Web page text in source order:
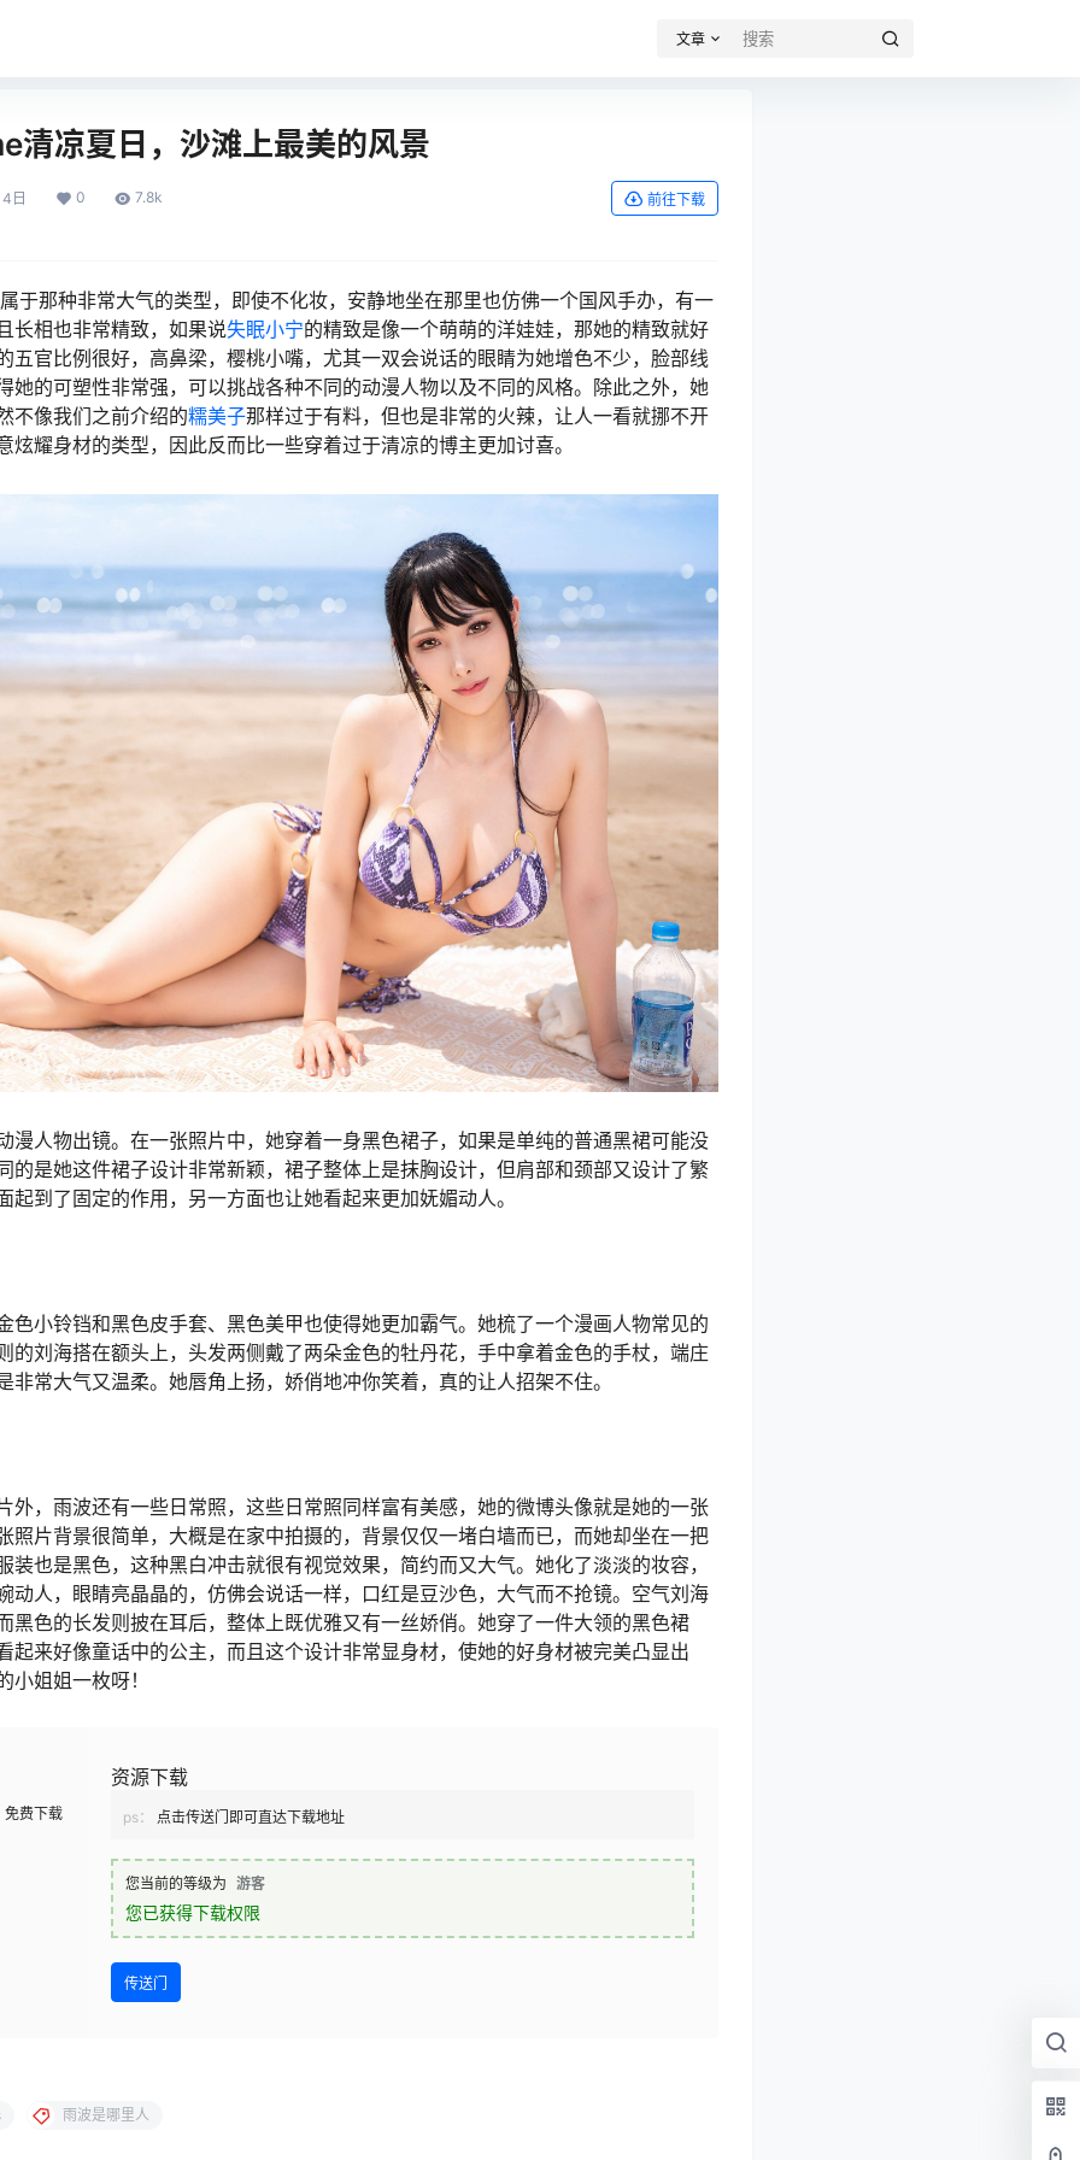
文章
清凉夏日，沙滩上最美的风景
日 0 7.8k 前往下载
于那种非常大气的类型，即使不化妆，安静地坐在那里也仿佛一个国风手办，有一
长相也非常精致，如果说失眠小宁的精致是像一个萌萌的洋娃娃，那她的精致就好
五官比例很好，高鼻梁，樱桃小嘴，尤其一双会说话的眼睛为她增色不少，脸部线
她的可塑性非常强，可以挑战各种不同的动漫人物以及不同的风格。除此之外，她
不像我们之前介绍的糯美子那样过于有料，但也是非常的火辣，让人一看就挪不开
炫耀身材的类型，因此反而比一些穿着过于清凉的博主更加讨喜。
漫人物出镜。在一张照片中，她穿着一身黑色裙子，如果是单纯的普通黑裙可能没
的是她这件裙子设计非常新颖，裙子整体上是抹胸设计，但肩部和颈部又设计了繁
起到了固定的作用，另一方面也让她看起来更加妩媚动人。
色小铃铛和黑色皮手套、黑色美甲也使得她更加霸气。她梳了一个漫画人物常见的
的刘海搭在额头上，头发两侧戴了两朵金色的牡丹花，手中拿着金色的手杖，端庄
非常大气又温柔。她唇角上扬，娇俏地冲你笑着，真的让人招架不住。
外，雨波还有一些日常照，这些日常照同样富有美感，她的微博头像就是她的一张
照片背景很简单，大概是在家中拍摄的，背景仅仅一堵白墙而已，而她却坐在一把
装也是黑色，这种黑白冲击就很有视觉效果，简约而又大气。她化了淡淡的妆容，
动人，眼睛亮晶晶的，仿佛会说话一样，口红是豆沙色，大气而不抢镜。空气刘海
黑色的长发则披在耳后，整体上既优雅又有一丝娇俏。她穿了一件大领的黑色裙
起来好像童话中的公主，而且这个设计非常显身材，使她的好身材被完美凸显出
小姐姐一枚呀！
免费下载
资源下载
ps： 点击传送门即可直达下载地址
您当前的等级为 游客
您已获得下载权限
传送门
雨波是哪里人